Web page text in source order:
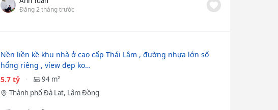
Đăng 2 tháng trước
Nền liền kề khu nhà ở cao cấp Thái Lâm , đường nhựa lớn sổ
hổng riêng , víew đẹp ko…
5.7 tỷ
94 m²
Thành phố Đà Lạt, Lâm Đồng